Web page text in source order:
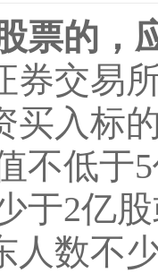
票的，
券交易
买入标
不低于
于2亿
人数不